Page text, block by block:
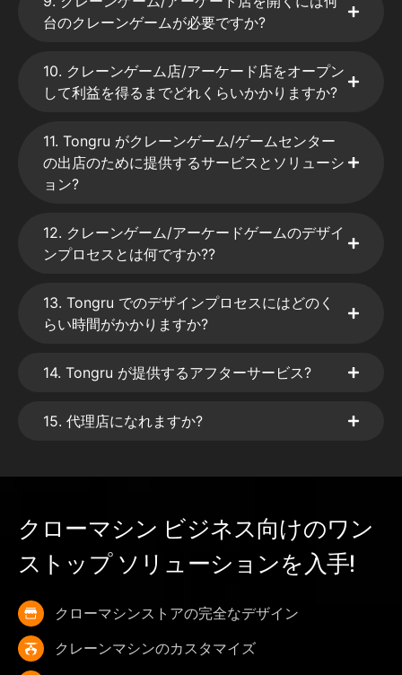
台のクレーンゲームが必要ですか?
10. クレーンゲーム店/アーケード店をオープン
して利益を得るまでどれくらいかかりますか?
11. Tongru がクレーンゲーム/ゲームセンター
の出店のために提供するサービスとソリューシ
ョン?
12. クレーンゲーム/アーケードゲームのデザイ
ンプロセスとは何ですか??
13. Tongru でのデザインプロセスにはどのく
らい時間がかかりますか?
14. Tongru が提供するアフターサービス?
15. 代理店になれますか?
クローマシン ビジネス向けのワン
ストップ ソリューションを入手!
クローマシンストアの完全なデザイン
クレーンマシンのカスタマイズ